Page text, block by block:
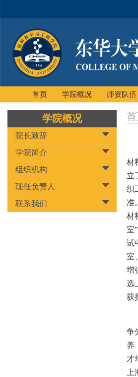
首页 学院概况 师资队伍
学院概况
院长致辞
学院简介
组织机构
现任负责人
联系我们
材
立
织
准
材
室”
试
室
增
选
获
争
养
才